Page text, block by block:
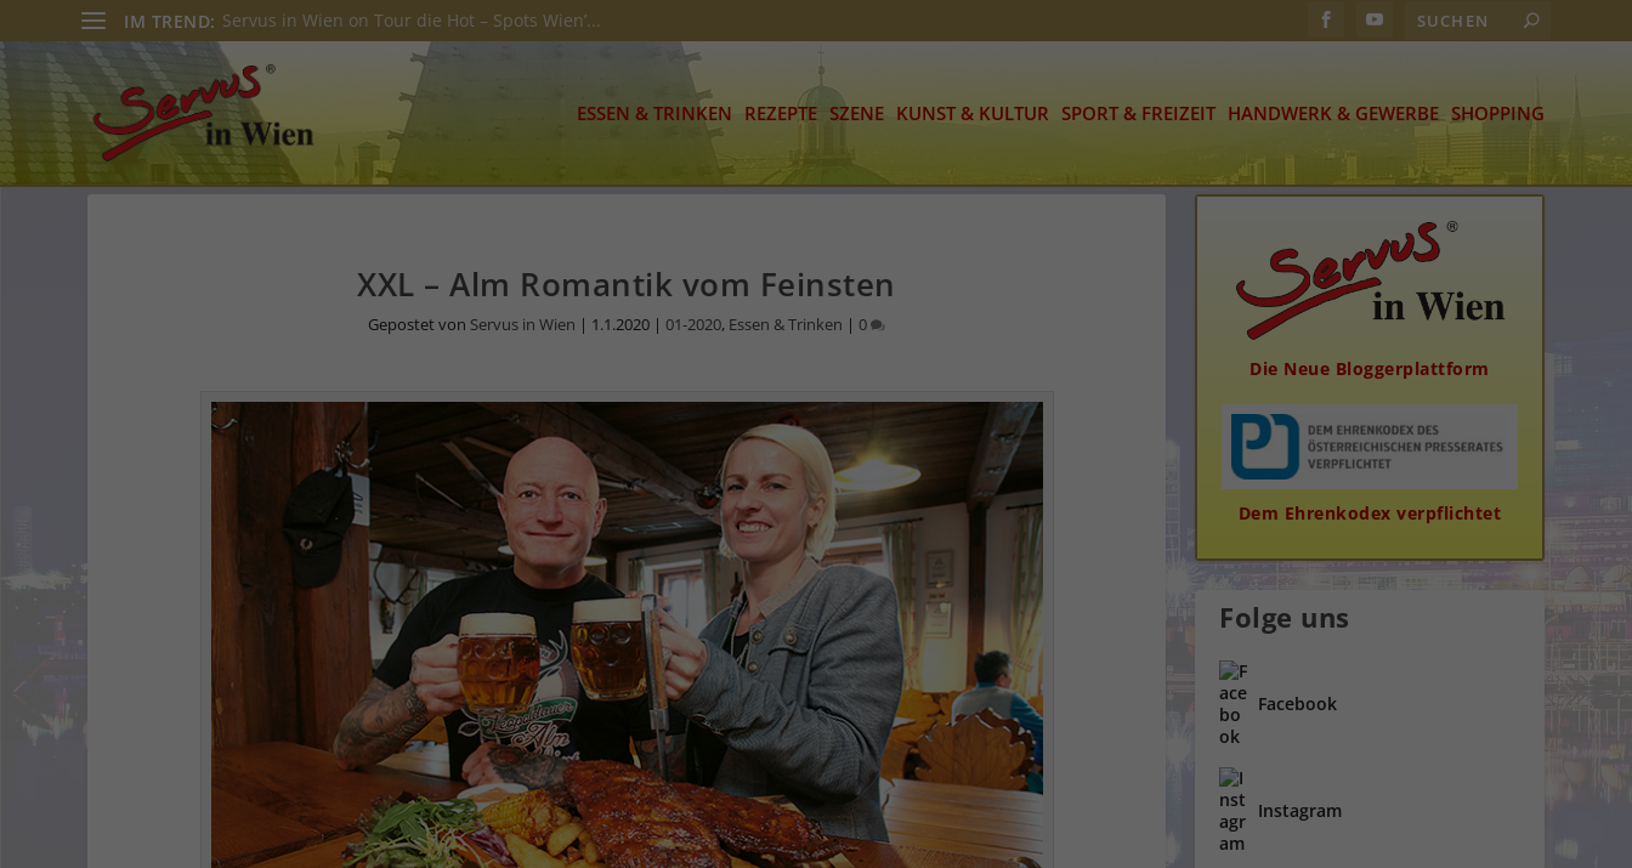
IM TREND: Servus in Wien on Tour die Hot – Spots Wien’...
ESSEN & TRINKEN REZEPTE SZENE KUNST & KULTUR SPORT & FREIZEIT HANDWERK & GEWERBE SHOPPING
XXL – Alm Romantik vom Feinsten
Gepostet von Servus in Wien | 1.1.2020 | 01-2020, Essen & Trinken | 0
Die Neue Bloggerplattform
Dem Ehrenkodex verpflichtet
Folge uns
Facebook
Instagram